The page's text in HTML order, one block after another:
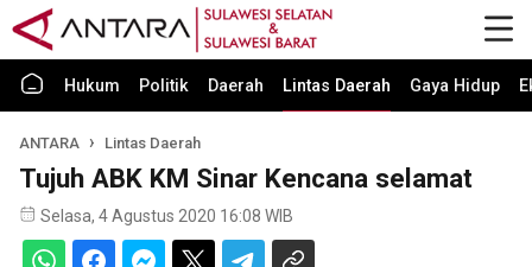
Hukum Politik Daerah Lintas Daerah Gaya Hidup
ANTARA Lintas Daerah
Tujuh ABK KM Sinar Kencana selamat
Selasa, 4 Agustus 2020 16:08 WIB